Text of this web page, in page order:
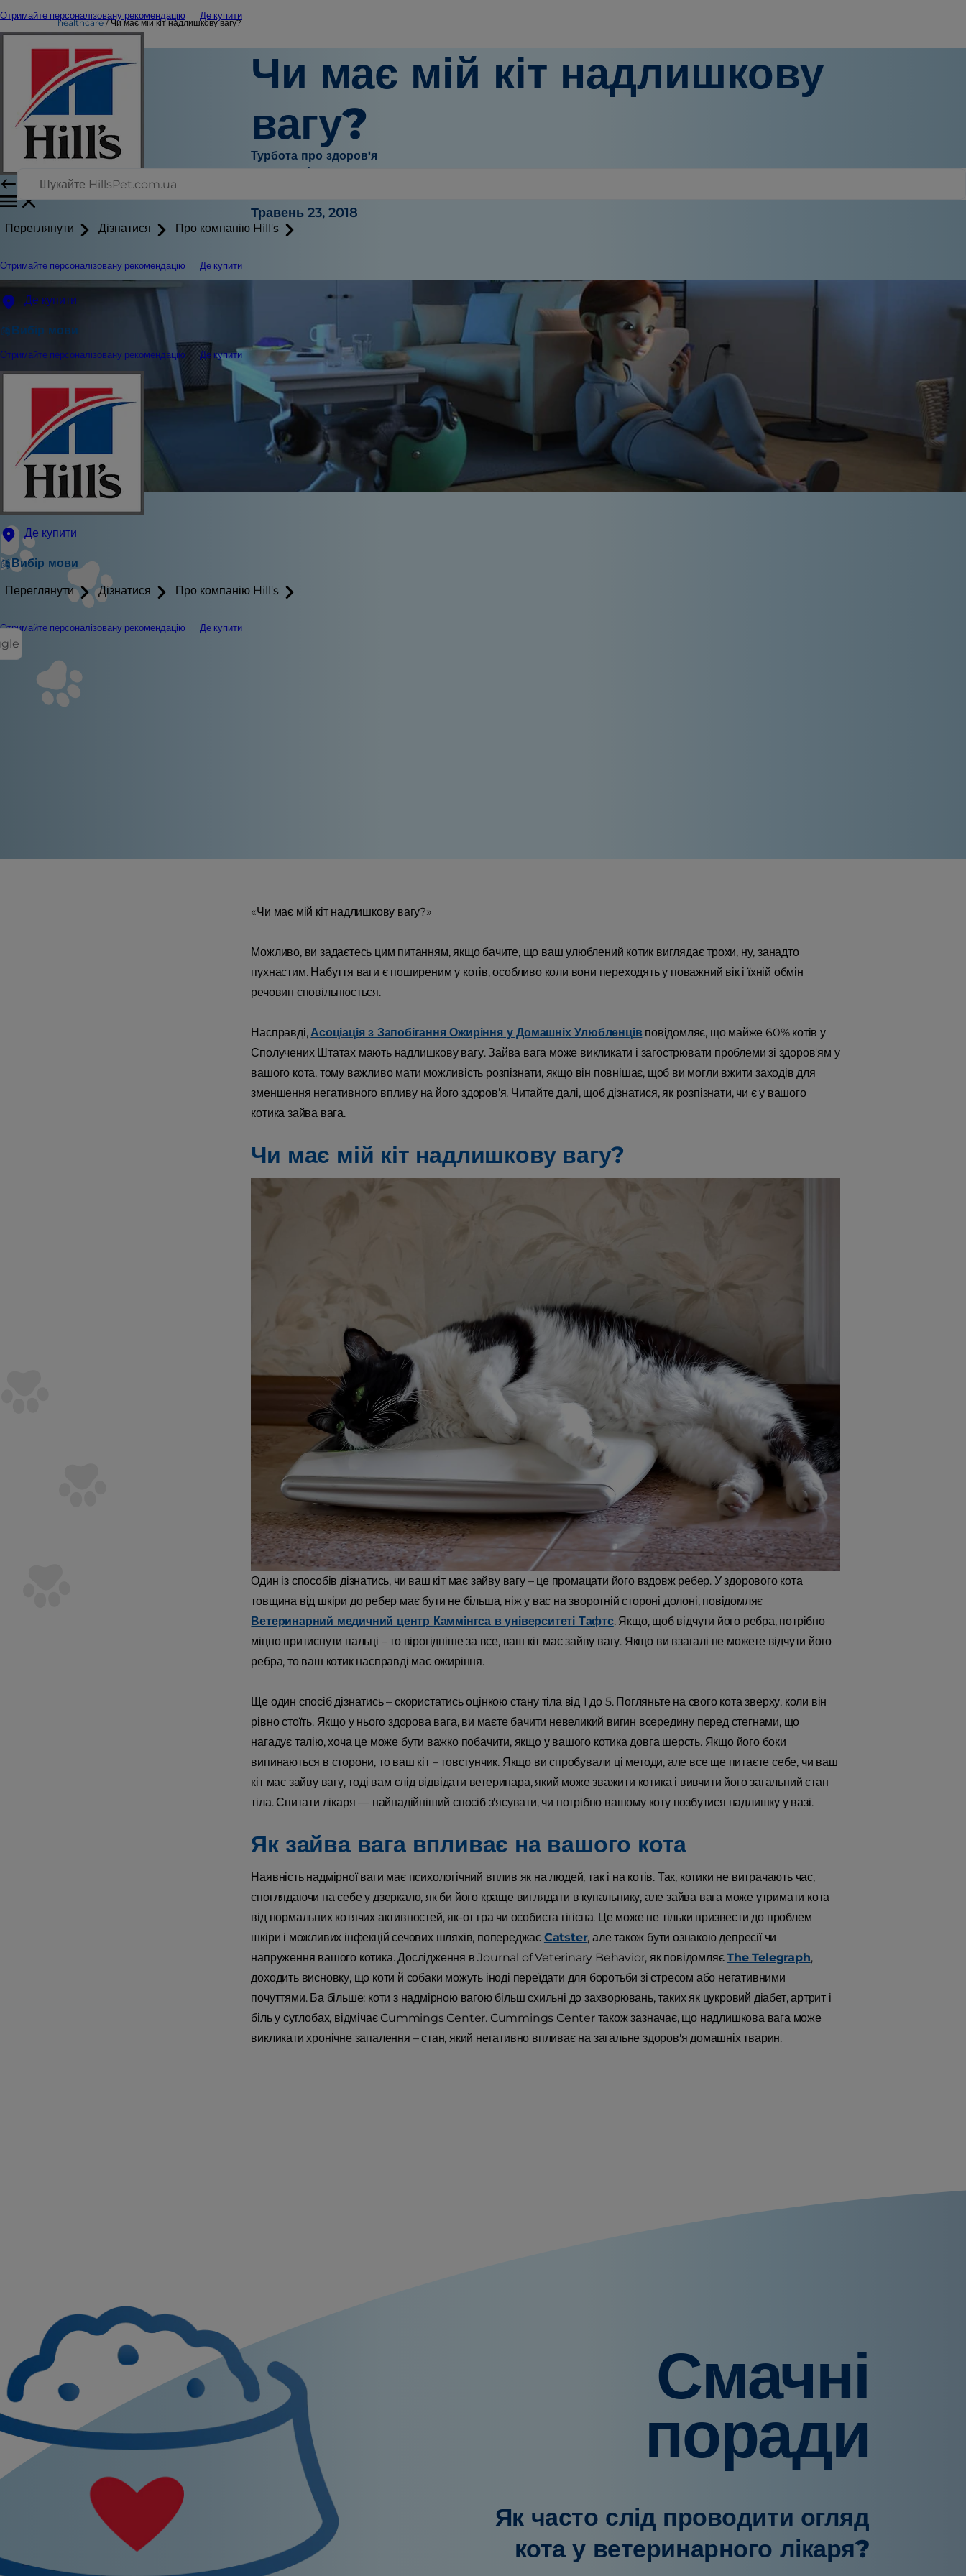
Отримайте персоналізовану рекомендацію Де купити
Переглянути Дізнатися Про компанію Hill's
Отримайте персоналізовану рекомендацію Де купити
Де купити
Вибір мови
Отримайте персоналізовану рекомендацію Де купити
Де купити
Вибір мови
Переглянути Дізнатися Про компанію Hill's
Отримайте персоналізовану рекомендацію Де купити
healthcare Чи має мій кіт надлишкову вагу?
Чи має мій кіт надлишкову
вагу?
Турбота про здоров'я
Жан Марі Баугауз
Травень 23, 2018
«Чи має мій кіт надлишкову вагу?»
Можливо, ви задаєтесь цим питанням, якщо бачите, що ваш улюблений котик виглядає трохи, ну, занадто
пухнастим. Набуття ваги є поширеним у котів, особливо коли вони переходять у поважний вік і їхній обмін
речовин сповільнюється.
Насправді,Асоціація з Запобігання Ожиріння у Домашніх Улюбленців повідомляє, що майже 60% котів у
Сполучених Штатах мають надлишкову вагу. Зайва вага може викликати і загострювати проблеми зі здоров'ям у
вашого кота, тому важливо мати можливість розпізнати, якщо він повнішає, щоб ви могли вжити заходів для
зменшення негативного впливу на його здоров’я. Читайте далі, щоб дізнатися, як розпізнати, чи є у вашого
котика зайва вага.
Чи має мій кіт надлишкову вагу?
Один із способів дізнатись, чи ваш кіт має зайву вагу – це промацати його вздовж ребер. У здорового кота
товщина від шкіри до ребер має бути не більша, ніж у вас на зворотній стороні долоні, повідомляє
Ветеринарний медичний центр Каммінгса в університеті Тафтс. Якщо, щоб відчути його ребра, потрібно
міцно притиснути пальці – то вірогідніше за все, ваш кіт має зайву вагу. Якщо ви взагалі не можете відчути його
ребра, то ваш котик насправді має ожиріння.
Ще один спосіб дізнатись – скористатись оцінкою стану тіла від 1 до 5. Погляньте на свого кота зверху, коли він
рівно стоїть. Якщо у нього здорова вага, ви маєте бачити невеликий вигин всередину перед стегнами, що
нагадує талію, хоча це може бути важко побачити, якщо у вашого котика довга шерсть. Якщо його боки
випинаються в сторони, то ваш кіт – товстунчик. Якщо ви спробували ці методи, але все ще питаєте себе, чи ваш
кіт має зайву вагу, тоді вам слід відвідати ветеринара, який може зважити котика і вивчити його загальний стан
тіла. Спитати лікаря — найнадійніший спосіб з'ясувати, чи потрібно вашому коту позбутися надлишку у вазі.
Як зайва вага впливає на вашого кота
Наявність надмірної ваги має психологічний вплив як на людей, так і на котів. Так, котики не витрачають час,
споглядаючи на себе у дзеркало, як би його краще виглядати в купальнику, але зайва вага може утримати кота
від нормальних котячих активностей, як-от гра чи особиста гігієна. Це може не тільки призвести до проблем
шкіри і можливих інфекцій сечових шляхів, попереджає Catster, але також бути ознакою депресії чи
напруження вашого котика. Дослідження в Journal of Veterinary Behavior, як повідомляєThe Telegraph,
доходить висновку, що коти й собаки можуть іноді переїдати для боротьби зі стресом або негативними
почуттями. Ба більше: коти з надмірною вагою більш схильні до захворювань, таких як цукровий діабет, артрит і
біль у суглобах, відмічає Cummings Center. Cummings Center також зазначає, що надлишкова вага може
викликати хронічне запалення – стан, який негативно впливає на загальне здоров'я домашніх тварин.
Смачні
поради
Як часто слід проводити огляд
кота у ветеринарного лікаря?